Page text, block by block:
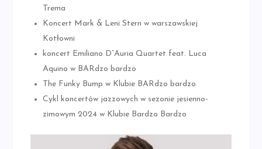
Trema
Koncert Mark & Leni Stern w warszawskiej
Kotłowni
koncert Emiliano D”Auria Quartet feat. Luca
Aquino w BARdzo bardzo
The Funky Bump w Klubie BARdzo bardzo
Cykl koncertów jazzowych w sezonie jesienno-
zimowym 2024 w Klubie Bardzo Bardzo